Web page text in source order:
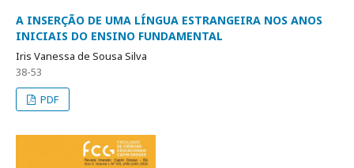
A INSERÇÃO DE UMA LÍNGUA ESTRANGEIRA NOS ANOS
INICIAIS DO ENSINO FUNDAMENTAL
Iris Vanessa de Sousa Silva
38-53
PDF